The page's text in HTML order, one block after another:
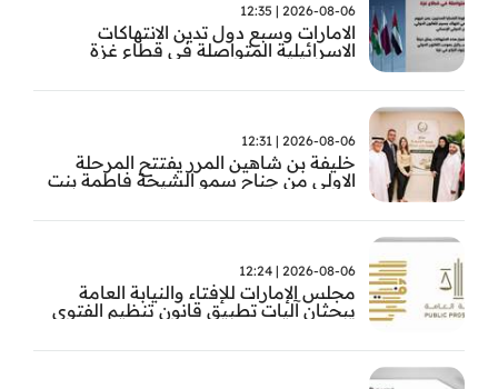
2026-08-06 | 12:35
الامارات وسبع دول تدين الانتهاكات
الاسرائيلية المتواصلة في قطاع غزة
2026-08-06 | 12:31
خليفة بن شاهين المرر يفتتح المرحلة
الاولى من جناح سمو الشيخة فاطمة بنت
مستشفى المقاصد
2026-08-06 | 12:24
مجلس الإمارات للإفتاء والنيابة العامة
يبحثان آليات تطبيق قانون تنظيم الفتوى